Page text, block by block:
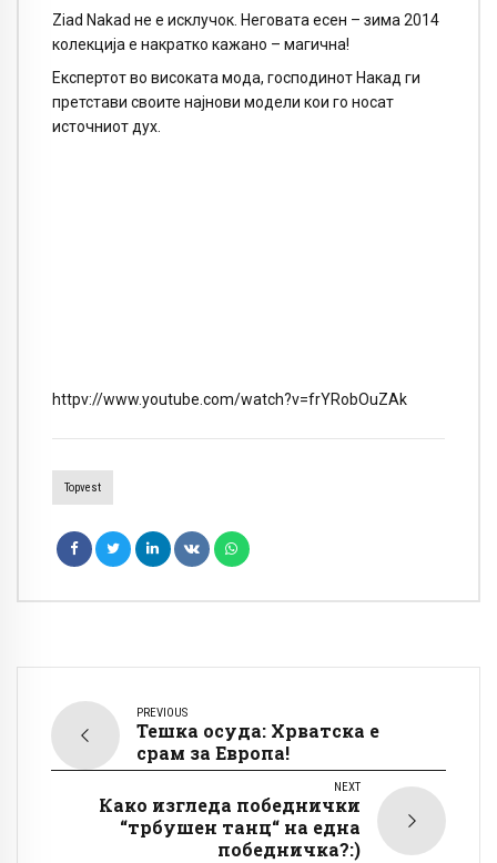
Ziad Nakad не е исклучок. Неговата есен – зима 2014
колекција е накратко кажано – магична!
Експертот во високата мода, господинот Накад ги
претстави своите најнови модели кои го носат
источниот дух.
httpv://www.youtube.com/watch?v=frYRobOuZAk
Topvest
PREVIOUS
Тешка осуда: Хрватска е
срам за Европа!
NEXT
Како изгледа победнички
“трбушен танц“ на една
победничка?:)